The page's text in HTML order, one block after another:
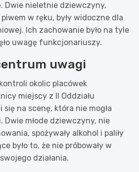
Dwie nieletnie dziewczyny,
w ręku, były widoczne dla
Ich zachowanie było na tyle
uwagę funkcjonariuszy.
uwagi
okolic placówek
miejscy z II Oddziału
na scenę, która nie mogła
Dwie młode dziewczyny, nie
spożywały alkohol i paliły
było to, że nie próbowały w
działania.